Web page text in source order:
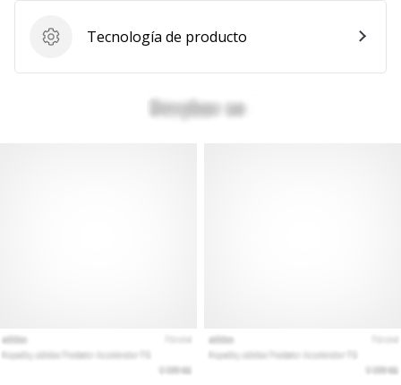
artículos
Tecnología de producto
Tecnología de producto